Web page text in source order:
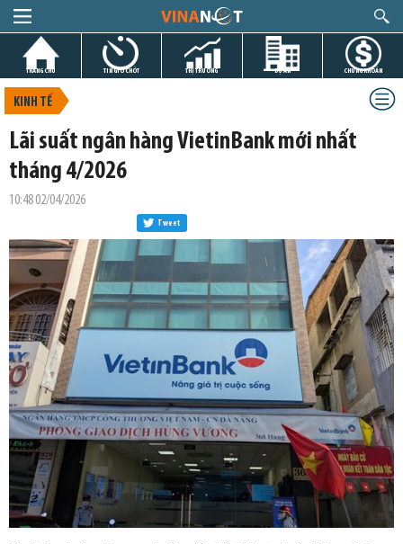
TRANG CHỦ TIN GIỜ CHÓT THỊ TRƯỜNG DỰ ÁN CHỨNG KHOÁN
KINH TẾ
Lãi suất ngân hàng VietinBank mới nhất
tháng 4/2026
10:48 02/04/2026
Tweet